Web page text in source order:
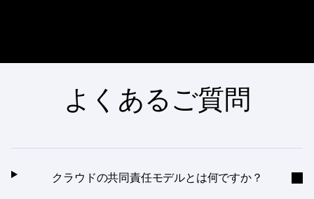
よくあるご質問
クラウドの共同責任モデルとは何ですか？